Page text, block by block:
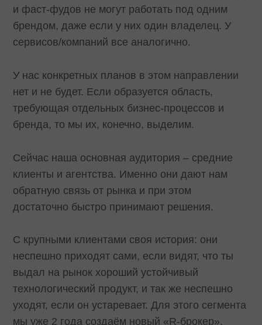
и фаст-фудов не могут работать под одним
брендом, даже если у них один владелец. У
сервисов/компаний все аналогично.
У нас конкретных планов в этом направлении
нет и не будет. Если образуется область,
требующая отдельных бизнес-процессов и
бренда, то мы их, конечно, выделим.
Сейчас наша основная аудитория – средние
клиенты и агентства. Именно они дают нам
обратную связь от рынка и при этом
достаточно быстро принимают решения.
С крупными клиентами своя история: они
неспешно приходят сами, если видят, что ты
выдал на рынок хороший устойчивый
технологический продукт, и так же неспешно
уходят, если он устаревает. Для этого сегмента
мы уже 2 года создаём новый «R-брокер».